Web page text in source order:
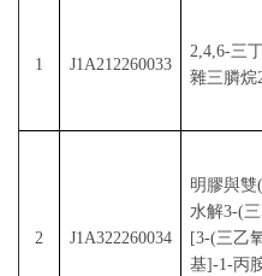
1 J1A212260033
2,4,6-三
雜三膦烷
2 J1A322260034
明膠與雙
水解3-(
[3-(三乙
基]-1-丙